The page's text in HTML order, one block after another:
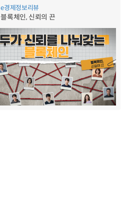
e경제정보리뷰
블록체인, 신뢰의 끈